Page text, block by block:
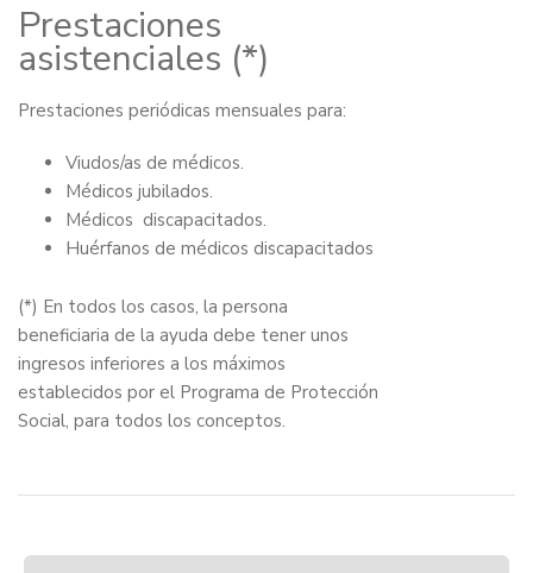
Prestaciones
asistenciales (*)
Prestaciones periódicas mensuales para:
Viudos/as de médicos.
Médicos jubilados.
Médicos discapacitados.
Huérfanos de médicos discapacitados
(*) En todos los casos, la persona
beneficiaria de la ayuda debe tener unos
ingresos inferiores a los máximos
establecidos por el Programa de Protección
Social, para todos los conceptos.